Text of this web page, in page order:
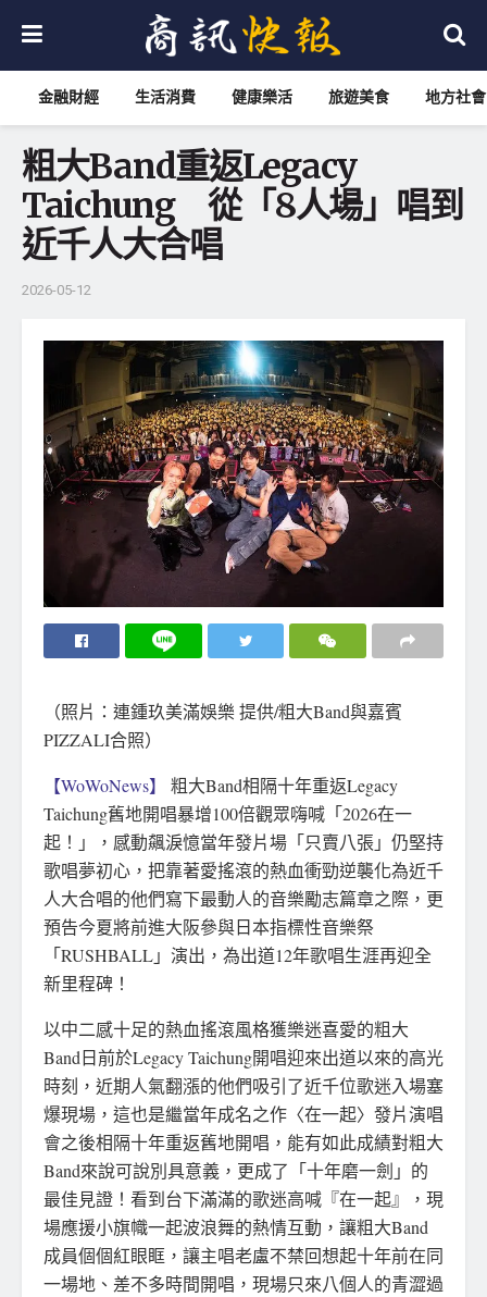
金融財經 生活消費 健康樂活 旅遊美食 地方社會
粗大Band重返Legacy
Taichung 從「8人場」唱到
近千人大合唱
2026-05-12
（照片：連鍾玖美滿娛樂 提供/粗大Band與嘉賓
PIZZALI合照）
【WoWoNews】
粗大Band相隔十年重返Legacy
Taichung舊地開唱暴增100倍觀眾嗨喊「2026在一
起！」，感動飆淚憶當年發片場「只賣八張」仍堅持
歌唱夢初心，把靠著愛搖滾的熱血衝勁逆襲化為近千
人大合唱的他們寫下最動人的音樂勵志篇章之際，更
預告今夏將前進大阪參與日本指標性音樂祭
「RUSHBALL」演出，為出道12年歌唱生涯再迎全
新里程碑！
以中二感十足的熱血搖滾風格獲樂迷喜愛的粗大
Band日前於Legacy Taichung開唱迎來出道以來的高光
時刻，近期人氣翻漲的他們吸引了近千位歌迷入場塞
爆現場，這也是繼當年成名之作〈在一起〉發片演唱
會之後相隔十年重返舊地開唱，能有如此成績對粗大
Band來說可說別具意義，更成了「十年磨一劍」的
最佳見證！看到台下滿滿的歌迷高喊『在一起』，現
場應援小旗幟一起波浪舞的熱情互動，讓粗大Band
成員個個紅眼眶，讓主唱老盧不禁回想起十年前在同
一場地、差不多時間開唱，現場只來八個人的青澀過